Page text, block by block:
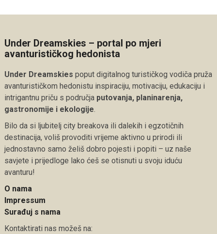
Under Dreamskies – portal po mjeri
avanturističkog hedonista
Under Dreamskies poput digitalnog turističkog vodiča pruža
avanturističkom hedonistu inspiraciju, motivaciju, edukaciju i
intrigantnu priču s područja putovanja, planinarenja,
gastronomije i ekologije.
Bilo da si ljubitelj city breakova ili dalekih i egzotičnih
destinacija, voliš provoditi vrijeme aktivno u prirodi ili
jednostavno samo želiš dobro pojesti i popiti – uz naše
savjete i prijedloge lako ćeš se otisnuti u svoju iduću
avanturu!
O nama
Impressum
Surađuj s nama
Kontaktirati nas možeš na: